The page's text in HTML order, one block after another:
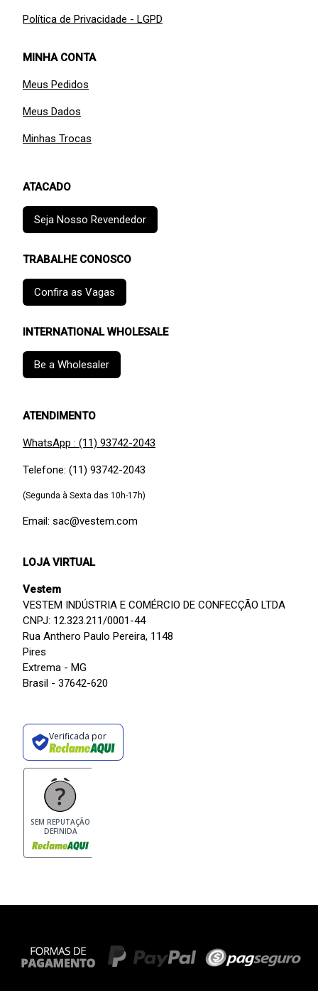
Política de Privacidade - LGPD
MINHA CONTA
Meus Pedidos
Meus Dados
Minhas Trocas
ATACADO
Seja Nosso Revendedor
TRABALHE CONOSCO
Confira as Vagas
INTERNATIONAL WHOLESALE
Be a Wholesaler
ATENDIMENTO
WhatsApp : (11) 93742-2043
Telefone: (11) 93742-2043
(Segunda à Sexta das 10h-17h)
Email: sac@vestem.com
LOJA VIRTUAL
Vestem
VESTEM INDÚSTRIA E COMÉRCIO DE CONFECÇÃO LTDA
CNPJ: 12.323.211/0001-44
Rua Anthero Paulo Pereira, 1148
Pires
Extrema - MG
Brasil - 37642-620
Verificada por
SEM REPUTAÇÃO
DEFINIDA